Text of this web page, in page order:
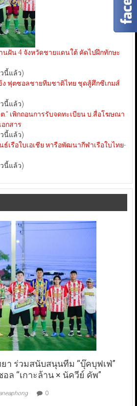
นฝัน 4 จังหวัดชายแดนใต้ คัดไปฝึกทักษะ
นี้แล้ว)
ง ฟุตซอลชายทีมชาติไทย ชุดสู้ศึกซีเกมส์
นี้แล้ว)
ต.” เพิกถอนการรับจดทะเบียน บ.สื่อโฆษณา
กสาร
นี้แล้ว)
ธ์เรือใบเอเชีย หารือพัฒนากีฬาเรือใบไทย-
นี้แล้ว)
า ร่วมสนับสนุนทีม “บุ๊คบุฟเฟ่”
ล “เกาะล้าน × นัควีย์ คัพ”
0